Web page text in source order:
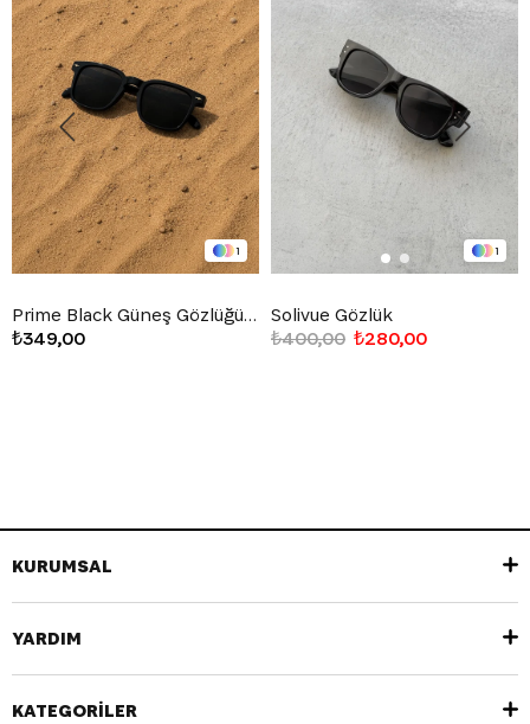
1
Prime Black Güneş Gözlüğü Siyah
₺349,00
1
Solivue Gözlük
₺280,00
₺400,00
KURUMSAL
YARDIM
KATEGORİLER